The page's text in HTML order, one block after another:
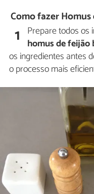
Como fazer
1 Prepare todos os
homus de feijão
os ingredientes antes
o processo mais